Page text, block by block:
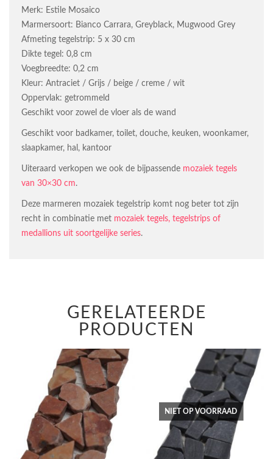
Merk: Estile Mosaico
Marmersoort: Bianco Carrara, Greyblack, Mugwood Grey
Afmeting tegelstrip: 5 x 30 cm
Dikte tegel: 0,8 cm
Voegbreedte: 0,2 cm
Kleur: Antraciet / Grijs / beige / creme / wit
Oppervlak: getrommeld
Geschikt voor zowel de vloer als de wand
Geschikt voor badkamer, toilet, douche, keuken, woonkamer,
slaapkamer, hal, kantoor
Uiteraard verkopen we ook de bijpassende mozaiek tegels
van 30×30 cm.
Deze marmeren mozaiek tegelstrip komt nog beter tot zijn
recht in combinatie met mozaiek tegels, tegelstrips of
medallions uit soortgelijke series.
GERELATEERDE
PRODUCTEN
NIET OP VOORRAAD